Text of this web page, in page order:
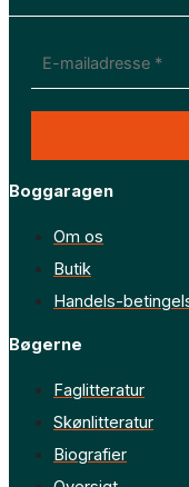
Boggaragen
Om os
Butik
Handels-
Bøgerne
Faglitteratur
Skønlitteratur
Biografier